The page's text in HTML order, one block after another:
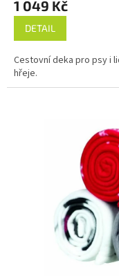
1 049 Kč
DETAIL
Cestovní deka pro psy i
hřeje.